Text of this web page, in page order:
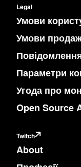
Legal
Умови
Умови
Параметри
Угода про
Open Source
Twitch
About